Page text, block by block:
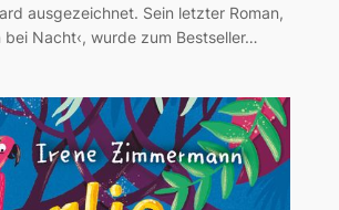
ausgezeichnet. Sein letzter Roman,
bei Nacht‹, wurde zum Bestseller…